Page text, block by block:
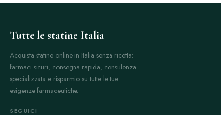
Tutte le statine Italia
Acquista statine online in Italia senza ricetta:
farmaci sicuri, consegna rapida, consulenza
specializzata e risparmio su tutte le tue
esigenze farmaceutiche.
SEGUICI